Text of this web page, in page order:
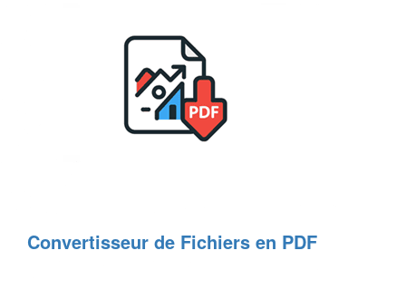
Convertisseur de Fichiers en PDF